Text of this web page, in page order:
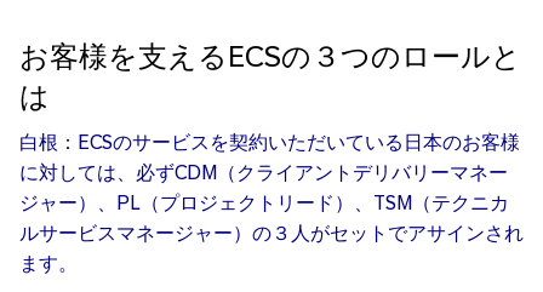
お客様を支えるECSの３つのロールと
は
白根：ECSのサービスを契約いただいている日本のお客様
に対しては、必ずCDM（クライアントデリバリーマネー
ジャー）、PL（プロジェクトリード）、TSM（テクニカ
ルサービスマネージャー）の３人がセットでアサインされ
ます。